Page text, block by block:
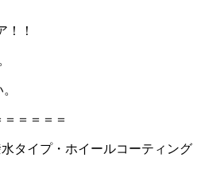
！！
＝＝＝＝
タイプ・ホイールコーティング